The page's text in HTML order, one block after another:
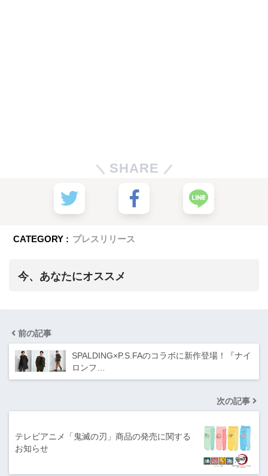
SHARE
CATEGORY : プレスリリース
今、あなたにオススメ
前の記事
SPALDING×P.S.FAのコラボに新作登場！『ナイ
ロンフ…
次の記事
テレビアニメ「鬼滅の刃」商品の発売に関する
お知らせ